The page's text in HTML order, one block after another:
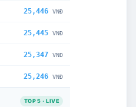
25,446 VNĐ
25,445 VNĐ
25,347 VNĐ
25,246 VNĐ
TOP 5 · LIVE